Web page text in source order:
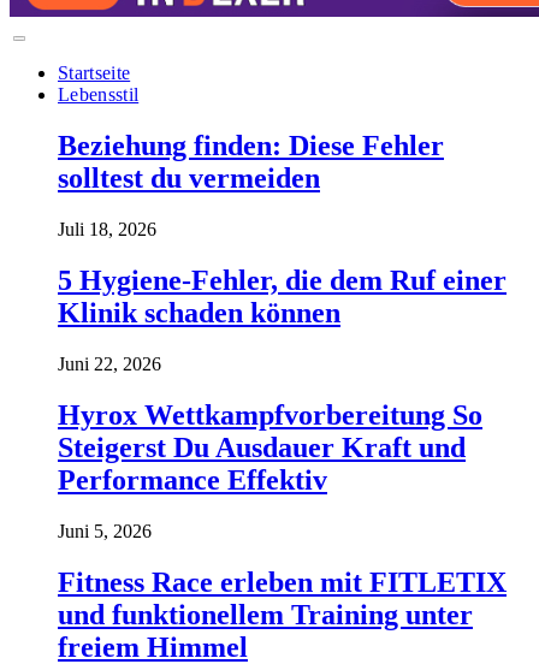
Startseite
Lebensstil
Beziehung finden: Diese Fehler
solltest du vermeiden
Juli 18, 2026
5 Hygiene-Fehler, die dem Ruf einer
Klinik schaden können
Juni 22, 2026
Hyrox Wettkampfvorbereitung So
Steigerst Du Ausdauer Kraft und
Performance Effektiv
Juni 5, 2026
Fitness Race erleben mit FITLETIX
und funktionellem Training unter
freiem Himmel